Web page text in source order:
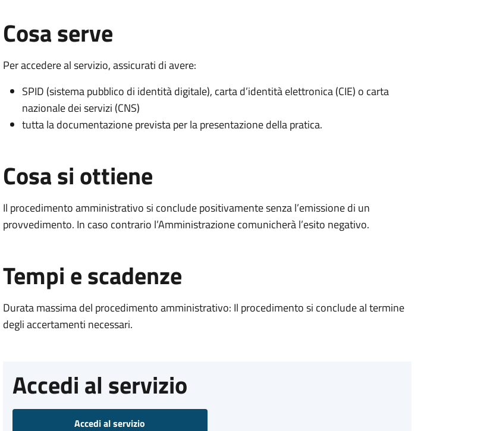
Cosa serve
Per accedere al servizio, assicurati di avere:
SPID (sistema pubblico di identità digitale), carta d’identità elettronica (CIE) o carta
nazionale dei servizi (CNS)
tutta la documentazione prevista per la presentazione della pratica.
Cosa si ottiene
Il procedimento amministrativo si conclude positivamente senza l’emissione di un
provvedimento. In caso contrario l’Amministrazione comunicherà l’esito negativo.
Tempi e scadenze
Durata massima del procedimento amministrativo: Il procedimento si conclude al termine
degli accertamenti necessari.
Accedi al servizio
Accedi al servizio